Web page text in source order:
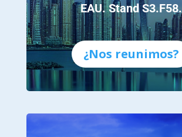
EAU. Stand S3.F58.
¿Nos reunimos?